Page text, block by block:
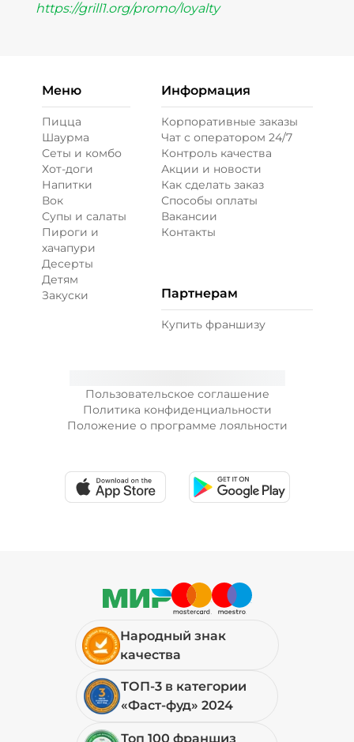
https://grill1.org/promo/loyalty
Пользовательское соглашение
Политика конфиденциальности
Положение о программе лояльности
Меню
Пицца
Шаурма
Сеты и комбо
Хот-доги
Напитки
Вок
Супы и салаты
Пироги и
хачапури
Десерты
Детям
Закуски
Информация
Корпоративные заказы
Чат с оператором 24/7
Контроль качества
Акции и новости
Как сделать заказ
Способы оплаты
Вакансии
Контакты
Партнерам
Купить франшизу
Народный знак
качества
ТОП-3 в категории
«Фаст-фуд» 2024
Топ 100 франшиз